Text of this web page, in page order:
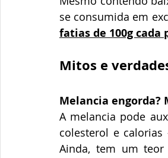
se consumida em
fatias de 100g cada
Mitos e
Melancia engorda?
A melancia pode
colesterol e
Ainda, tem um